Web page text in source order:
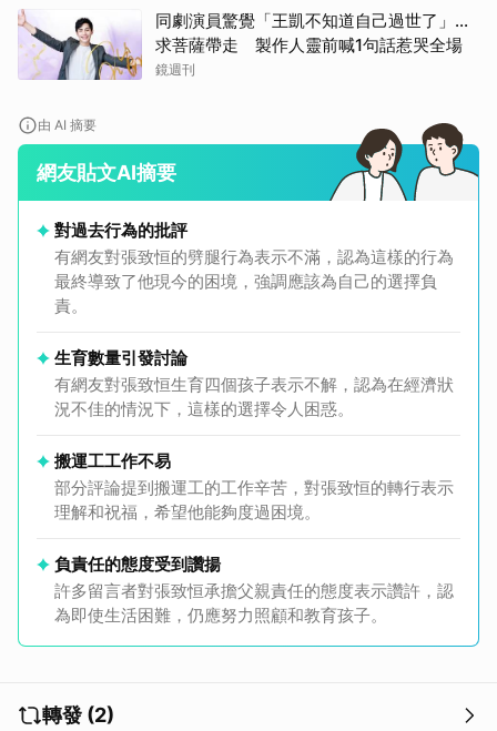
同劇演員驚覺「王凱不知道自己過世了」...
求菩薩帶走 製作人靈前喊1句話惹哭全場
鏡週刊
由 AI 摘要
網友貼文AI摘要
對過去行為的批評
有網友對張致恒的劈腿行為表示不滿，認為這樣的行為
最終導致了他現今的困境，強調應該為自己的選擇負
責。
生育數量引發討論
有網友對張致恒生育四個孩子表示不解，認為在經濟狀
況不佳的情況下，這樣的選擇令人困惑。
搬運工工作不易
部分評論提到搬運工的工作辛苦，對張致恒的轉行表示
理解和祝福，希望他能夠度過困境。
負責任的態度受到讚揚
許多留言者對張致恒承擔父親責任的態度表示讚許，認
為即使生活困難，仍應努力照顧和教育孩子。
轉發 (2)